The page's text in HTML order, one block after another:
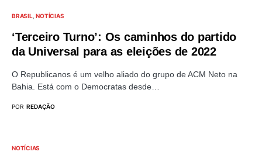
BRASIL NOTÍCIAS
‘Terceiro Turno’: Os caminhos do partido
da Universal para as eleições de 2022
O Republicanos é um velho aliado do grupo de ACM Neto na
Bahia. Está com o Democratas desde…
POR REDAÇÃO
NOTÍCIAS